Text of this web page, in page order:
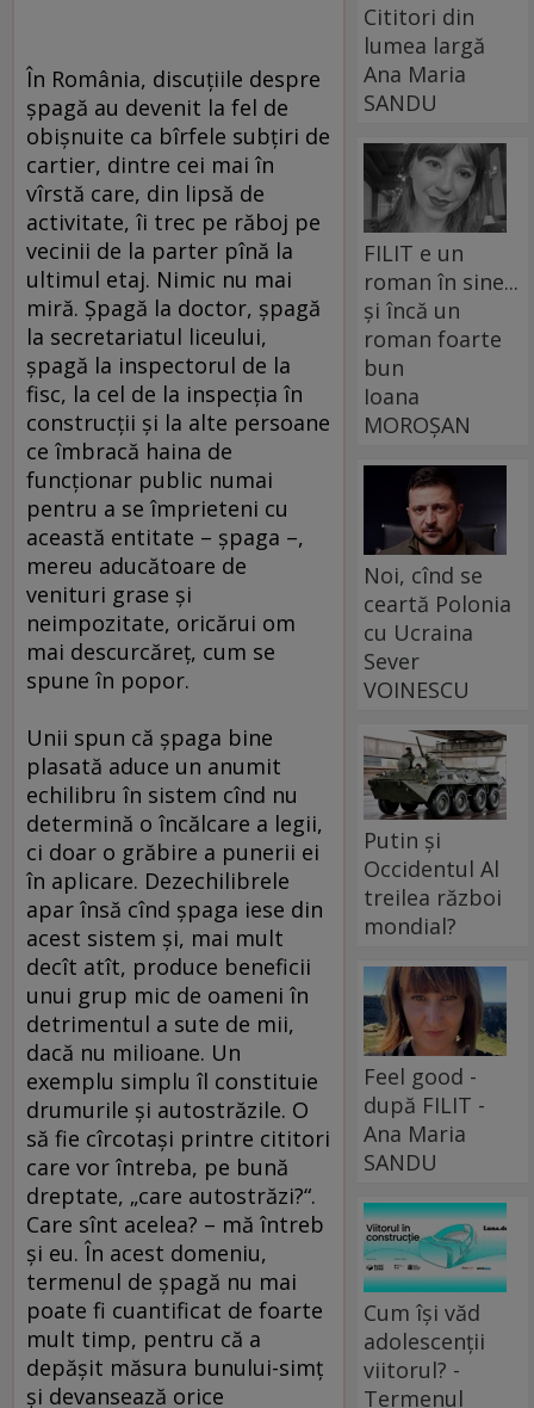
În România, discuţiile despre
şpagă au devenit la fel de
obişnuite ca bîrfele subţiri de
cartier, dintre cei mai în
vîrstă care, din lipsă de
activitate, îi trec pe răboj pe
vecinii de la parter pînă la
ultimul etaj. Nimic nu mai
miră. Şpagă la doctor, şpagă
la secretariatul liceului,
şpagă la inspectorul de la
fisc, la cel de la inspecţia în
construcţii şi la alte persoane
ce îmbracă haina de
funcţionar public numai
pentru a se împrieteni cu
această entitate – şpaga –,
mereu aducătoare de
venituri grase şi
neimpozitate, oricărui om
mai descurcăreţ, cum se
spune în popor.
Unii spun că şpaga bine
plasată aduce un anumit
echilibru în sistem cînd nu
determină o încălcare a legii,
ci doar o grăbire a punerii ei
în aplicare. Dezechilibrele
apar însă cînd şpaga iese din
acest sistem şi, mai mult
decît atît, produce beneficii
unui grup mic de oameni în
detrimentul a sute de mii,
dacă nu milioane. Un
exemplu simplu îl constituie
drumurile şi autostrăzile. O
să fie cîrcotaşi printre cititori
care vor întreba, pe bună
dreptate, „care autostrăzi?“.
Care sînt acelea? – mă întreb
şi eu. În acest domeniu,
termenul de şpagă nu mai
poate fi cuantificat de foarte
mult timp, pentru că a
depăşit măsura bunului-simţ
şi devansează orice
Cititori din
lumea largă
Ana Maria
SANDU
FILIT e un
roman în sine...
și încă un
roman foarte
bun
Ioana
MOROȘAN
Noi, cînd se
ceartă Polonia
cu Ucraina
Sever
VOINESCU
Putin și
Occidentul Al
treilea război
mondial?
Feel good -
după FILIT -
Ana Maria
SANDU
Cum își văd
adolescenții
viitorul? -
Termenul